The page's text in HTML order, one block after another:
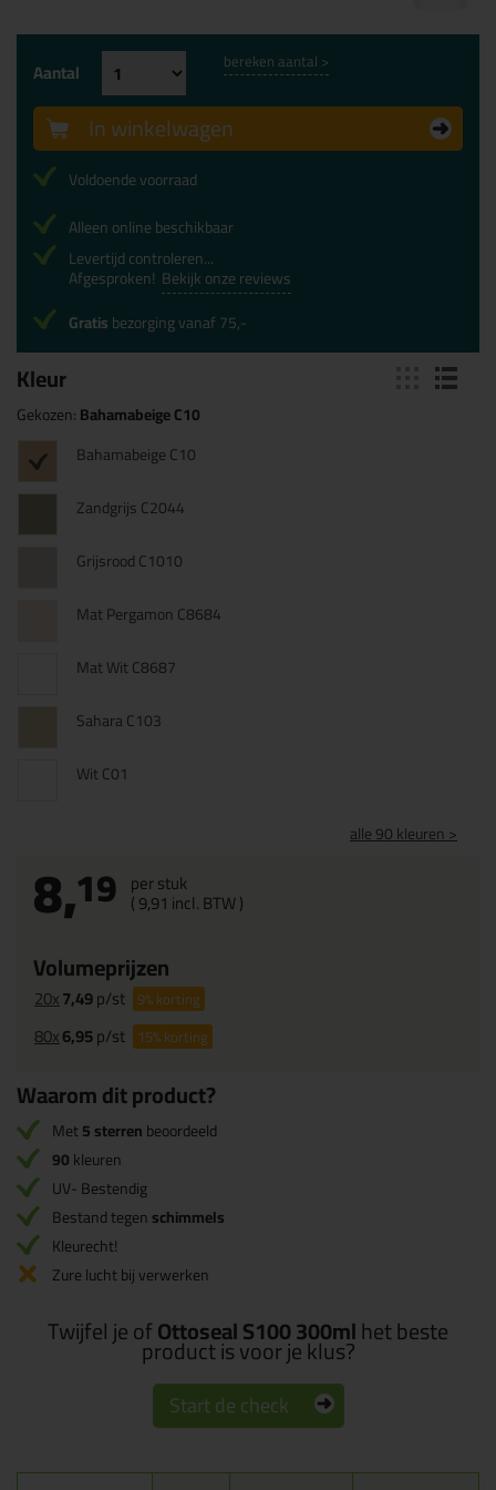
Kleur
Gekozen:Bahamabeige C10
Bahamabeige C10
Zandgrijs C2044
Grijsrood C1010
Mat Pergamon C8684
Mat Wit C8687
Sahara C103
Wit C01
alle 90 kleuren >
8,19 per stuk
(9,91 incl. BTW )
Volumeprijzen
20x7,49p/st 9%korting
80x6,95p/st 15%korting
Aantal bereken aantal >
In winkelwagen
Voldoende voorraad
Alleen online beschikbaar
Levertijd controleren...
Afgesproken! Bekijk onze reviews
Gratisbezorging vanaf 75,-
Waarom dit product?
Met5 sterrenbeoordeeld
90kleuren
UV- Bestendig
Bestand tegenschimmels
Kleurecht!
Zure lucht bij verwerken
Twijfel je ofOttoseal S100 300mlhet beste
product is voor je klus?
Start de check